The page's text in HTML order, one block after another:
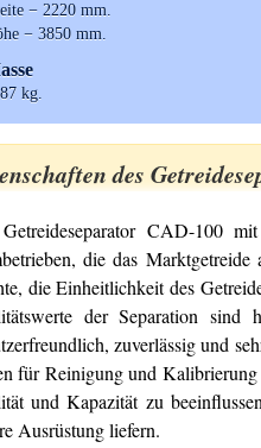
− 2220 mm.
− 3850 mm.
kg.
des
CAD-100
die das
die Einheitlichkeit des
der Separation sind
zuverlässig und
für Reinigung und Kalibrierung
und Kapazität zu
Ausrüstung liefern.